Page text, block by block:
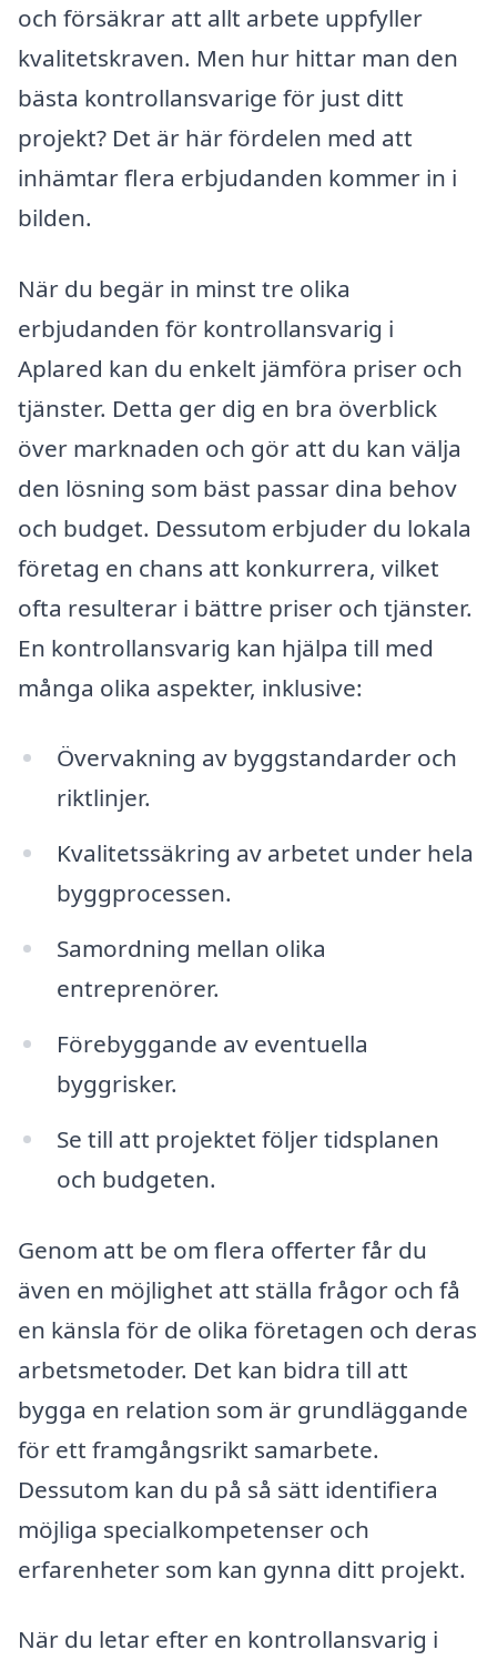
och försäkrar att allt arbete uppfyller
kvalitetskraven. Men hur hittar man den
bästa kontrollansvarige för just ditt
projekt? Det är här fördelen med att
inhämtar flera erbjudanden kommer in i
bilden.
När du begär in minst tre olika
erbjudanden för kontrollansvarig i
Aplared kan du enkelt jämföra priser och
tjänster. Detta ger dig en bra överblick
över marknaden och gör att du kan välja
den lösning som bäst passar dina behov
och budget. Dessutom erbjuder du lokala
företag en chans att konkurrera, vilket
ofta resulterar i bättre priser och tjänster.
En kontrollansvarig kan hjälpa till med
många olika aspekter, inklusive:
Övervakning av byggstandarder och
riktlinjer.
Kvalitetssäkring av arbetet under hela
byggprocessen.
Samordning mellan olika
entreprenörer.
Förebyggande av eventuella
byggrisker.
Se till att projektet följer tidsplanen
och budgeten.
Genom att be om flera offerter får du
även en möjlighet att ställa frågor och få
en känsla för de olika företagen och deras
arbetsmetoder. Det kan bidra till att
bygga en relation som är grundläggande
för ett framgångsrikt samarbete.
Dessutom kan du på så sätt identifiera
möjliga specialkompetenser och
erfarenheter som kan gynna ditt projekt.
När du letar efter en kontrollansvarig i